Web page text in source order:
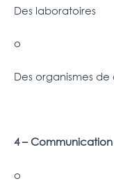
Des laboratoires
o
Des organismes
4 –
o